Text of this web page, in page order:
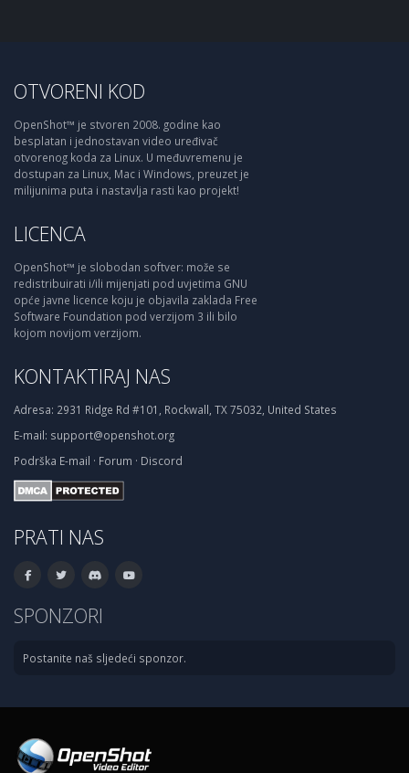
OTVORENI KOD
OpenShot™ je stvoren 2008. godine kao
besplatan i jednostavan video uređivač
otvorenog koda za Linux. U međuvremenu je
dostupan za Linux, Mac i Windows, preuzet je
milijunima puta i nastavlja rasti kao projekt!
LICENCA
OpenShot™ je slobodan softver: može se
redistribuirati i/ili mijenjati pod uvjetima GNU
opće javne licence koju je objavila zaklada Free
Software Foundation pod verzijom 3 ili bilo
kojom novijom verzijom.
KONTAKTIRAJ NAS
Adresa: 2931 Ridge Rd #101, Rockwall, TX 75032, United States
E-mail: support@openshot.org
Podrška E-mail · Forum · Discord
PRATI NAS
SPONZORI
Postanite naš sljedeći sponzor.